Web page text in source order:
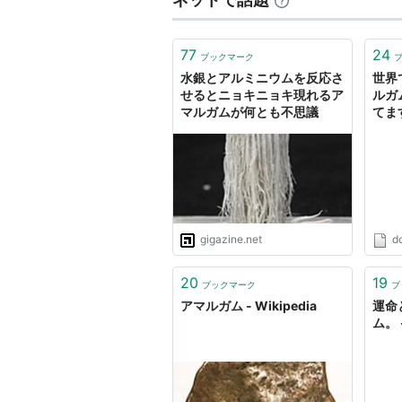
77 ブックマーク
水銀とアルミニウムを反応さ
せるとニョキニョキ現れるア
マルガムが何とも不思議
gigazine.net
24
世界
ルガ
てま
20 ブックマーク
アマルガム - Wikipedia
19
運命
ム。